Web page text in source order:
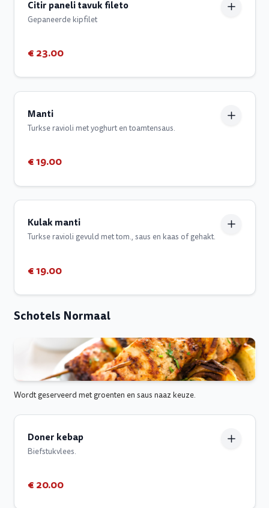
Citir paneli tavuk fileto
Gepaneerde kipfilet
€ 23.00
Manti
Turkse ravioli met yoghurt en toamtensaus.
€ 19.00
Kulak manti
Turkse ravioli gevuld met tom., saus en kaas of gehakt.
€ 19.00
Schotels Normaal
Wordt geserveerd met groenten en saus naaz keuze.
Doner kebap
Biefstukvlees.
€ 20.00